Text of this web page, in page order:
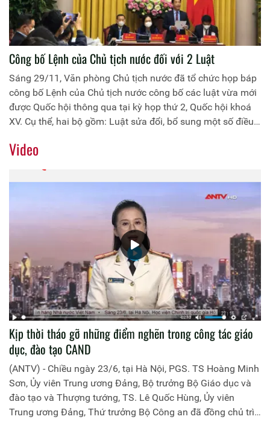
Công bố Lệnh của Chủ tịch nước đối với 2 Luật
Sáng 29/11, Văn phòng Chủ tịch nước đã tổ chức họp báp
công bố Lệnh của Chủ tịch nước công bố các luật vừa mới
được Quốc hội thông qua tại kỳ họp thứ 2, Quốc hội khoá
XV. Cụ thể, hai bộ gồm: Luật sửa đổi, bổ sung một số điều
điều và Phụ lục Danh mục chỉ tiêu thông kê quốc gia của
Video
Kịp thời tháo gỡ những điểm nghẽn trong công tác giáo
dục, đào tạo CAND
(ANTV) - Chiều ngày 23/6, tại Hà Nội, PGS. TS Hoàng Minh
Sơn, Ủy viên Trung ương Đảng, Bộ trưởng Bộ Giáo dục và
đào tạo và Thượng tướng, TS. Lê Quốc Hùng, Ủy viên
Trung ương Đảng, Thứ trưởng Bộ Công an đã đồng chủ trì